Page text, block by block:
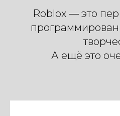
Roblox — это
А ещё это